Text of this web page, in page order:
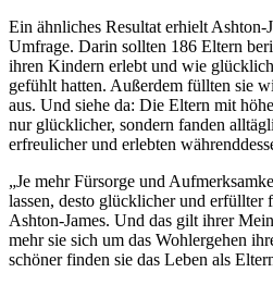
Ein ähnliches Resultat erhielt Ashton-
Umfrage. Darin sollten 186 Eltern
ihren Kindern erlebt und wie
gefühlt hatten. Außerdem füllten sie
aus. Und siehe da: Die Eltern mit
nur glücklicher, sondern fanden
erfreulicher und erlebten
„Je mehr Fürsorge und
lassen, desto glücklicher und erfüllter
Ashton-James. Und das gilt ihrer
mehr sie sich um das Wohlergehen
schöner finden sie das Leben als